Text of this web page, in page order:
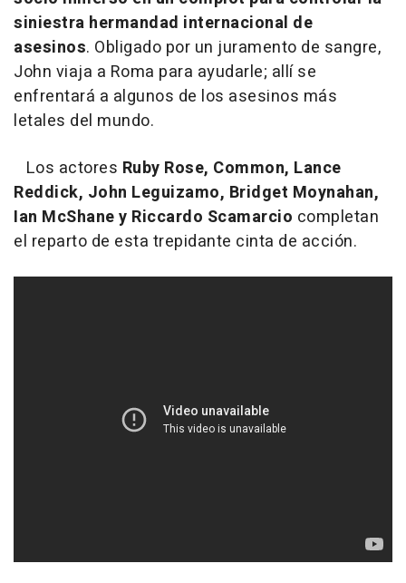
siniestra hermandad internacional de
asesinos. Obligado por un juramento de sangre,
John viaja a Roma para ayudarle; allí se
enfrentará a algunos de los asesinos más
letales del mundo.
Los actores Ruby Rose, Common, Lance
Reddick, John Leguizamo, Bridget Moynahan,
Ian McShane y Riccardo Scamarcio completan
el reparto de esta trepidante cinta de acción.